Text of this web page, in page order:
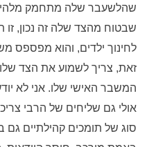
שהלשעבר שלה מתחמק
שבטוח מהצד שלה זה נכון,
לחינוך ילדים, והוא מפספס
זאת, צריך לשמוע את הצד
המשבר האישי שלו. אני לא
אולי גם שליחים של הרבי
סוג של תומכים קהילתיים גם